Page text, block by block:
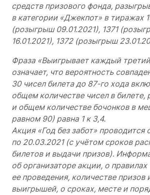
средств призового фонда,
в категории «Джекпот» в тиражах
(розыгрыш 09.01.2021), 1371
16.01.2021), 1372 (розыгрыш
Фраза «Выигрывает каждый
означает, что вероятность
30 чисел билета до 87-го хода
общем количестве чисел в билете,
и общем количестве бочонков в
равном 90) равна 1 к 3,4.
Акция «Год без забот» проводится
по 20.03.2021 (с учётом сроков
билетов и выдачи призов).
об организаторе акции, о правилах
ее проведения, количестве призов
выигрышей, о сроках, месте и